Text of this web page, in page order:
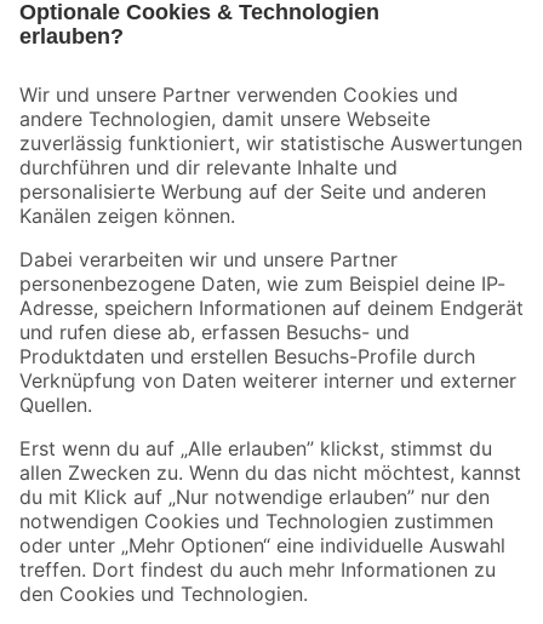
Der toom Newsletter: Keine Angebote und Aktionen mehr verpassen!
Zur Newsletter Anmeldung
Folge uns
Zahlungsarten Versandarten
Sicher einkaufen
Jetzt die toom-App herunterladen